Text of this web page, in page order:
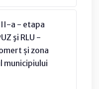
II-a - etapa
şi RLU -
și zona
municipiului